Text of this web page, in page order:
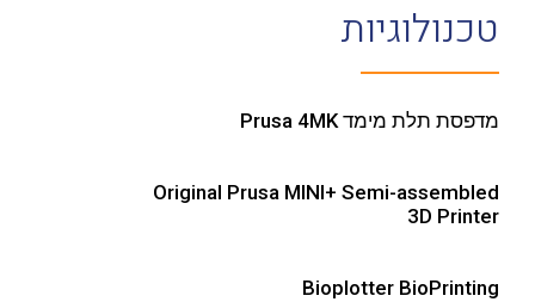
טכנולוגיות
מדפסת תלת מימד Prusa 4MK
Original Prusa MINI+ Semi-assembled
3D Printer
Bioplotter BioPrinting